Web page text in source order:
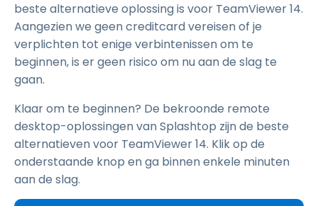
beste alternatieve oplossing is voor TeamViewer 14.
Aangezien we geen creditcard vereisen of je
verplichten tot enige verbintenissen om te
beginnen, is er geen risico om nu aan de slag te
gaan.
Klaar om te beginnen? De bekroonde remote
desktop-oplossingen van Splashtop zijn de beste
alternatieven voor TeamViewer 14. Klik op de
onderstaande knop en ga binnen enkele minuten
aan de slag.